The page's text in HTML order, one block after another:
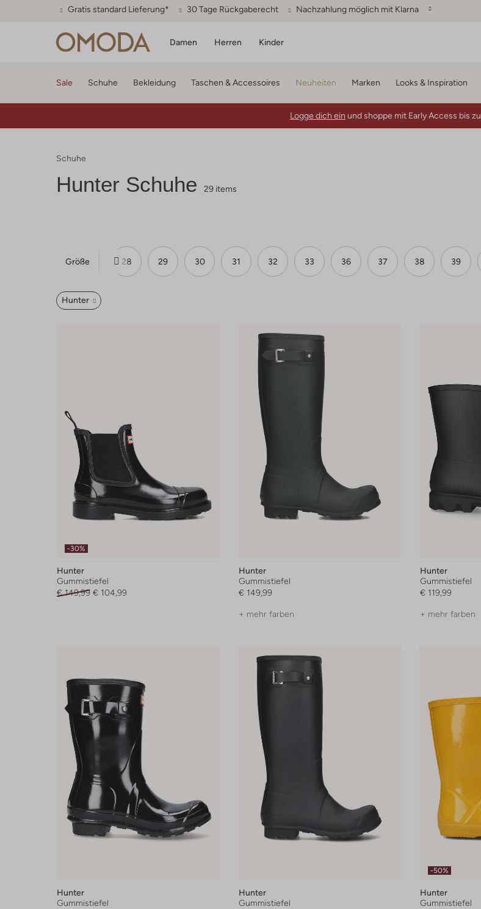
Gratis standard Lieferung* 30 Tage Rückgaberecht Nachzahlung möglich mit Klarna
Damen Herren Kinder
Sale Schuhe Bekleidung Taschen & Accessoires Neuheiten Marken Looks & Inspiration
Logge dich ein und shoppe mit Early Access bis zu
Schuhe
Hunter Schuhe 29 items
Größe
27 28 29 30 31 32 33 36 37 38 39
Hunter
-30%
Hunter
Gummistiefel
€ 149,99 € 104,99
Hunter
Gummistiefel
€ 149,99
+ mehr farben
Hunter
Gummistiefel
€ 119,99
+ mehr farben
Hunter
Gummistiefel
Hunter
Gummistiefel
-50%
Hunter
Gummistiefel